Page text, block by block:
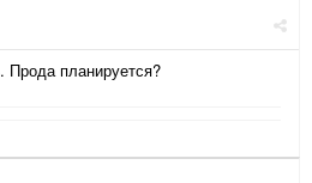
Прода планируется?